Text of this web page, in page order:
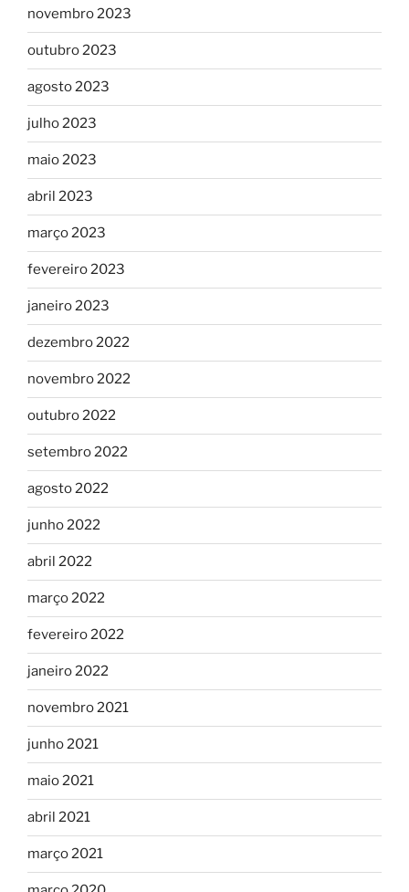
novembro 2023
outubro 2023
agosto 2023
julho 2023
maio 2023
abril 2023
março 2023
fevereiro 2023
janeiro 2023
dezembro 2022
novembro 2022
outubro 2022
setembro 2022
agosto 2022
junho 2022
abril 2022
março 2022
fevereiro 2022
janeiro 2022
novembro 2021
junho 2021
maio 2021
abril 2021
março 2021